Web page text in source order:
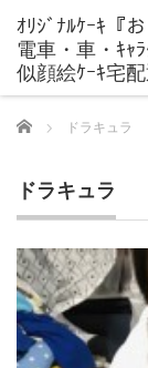
Home ドラキュラ
ドラキュラ